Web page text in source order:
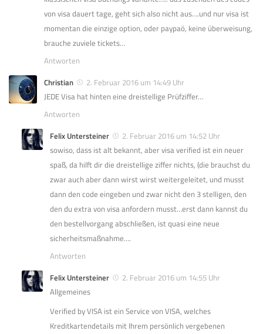
von visa dauert tage, geht sich also nicht aus….und nur visa ist
momentan die einzige option, oder paypaö, keine überweisung,
brauche zuviele tickets…
Antworten
Christian
2. Februar 2016 um 14:49 Uhr
JEDE Visa hat hinten eine dreistellige Prüfziffer…
Antworten
Felix Untersteiner
2. Februar 2016 um 14:52 Uhr
sowiso, dass ist alt bekannt, aber visa verified ist ein neuer
spaß, da hilft dir die dreistellige ziffer nichts, (die brauchst du
zwar auch aber dann wirst wirst weitergeleitet, und musst
dann den code eingeben und zwar nicht den 3 stelligen, den
den du extra von visa anfordern musst…erst dann kannst du
den bestellvorgang abschließen, ist quasi eine neue
sicherheitsmaßnahme….
Antworten
Felix Untersteiner
2. Februar 2016 um 14:55 Uhr
Allgemeines
Verified by VISA ist ein Service von VISA, welches
Kreditkartendetails mit Ihrem persönlich vergebenen